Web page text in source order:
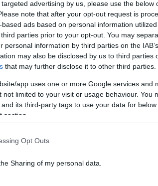
advertising by us, please use the below
note that after your opt-out request is
ads based on personal information
parties prior to your opt-out. You may
personal information by third parties on the
may also be disclosed by us to third parties
that may further disclose it to other third parties.
app uses one or more Google services and
not limited to your visit or usage behaviour. You
its third-party tags to use your data for
section.
Opt Outs
Sharing of my personal data.